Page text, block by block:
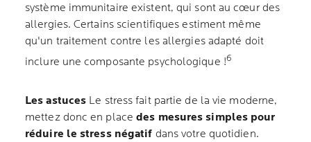
système immunitaire existent, qui sont au cœur des
allergies. Certains scientifiques estiment même
qu'un traitement contre les allergies adapté doit
inclure une composante psychologique !6
Les astuces Le stress fait partie de la vie moderne,
mettez donc en placedes mesures simples pour
réduire le stress négatif dans votre quotidien.